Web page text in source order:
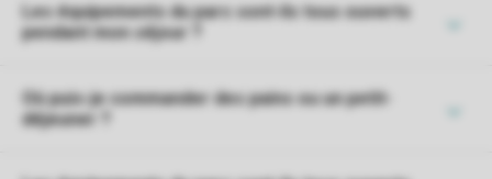
Les équipements du parc sont-ils tous ouverts
pendant mon séjour ?
Où puis-je commander des pains ou un petit-
déjeuner ?